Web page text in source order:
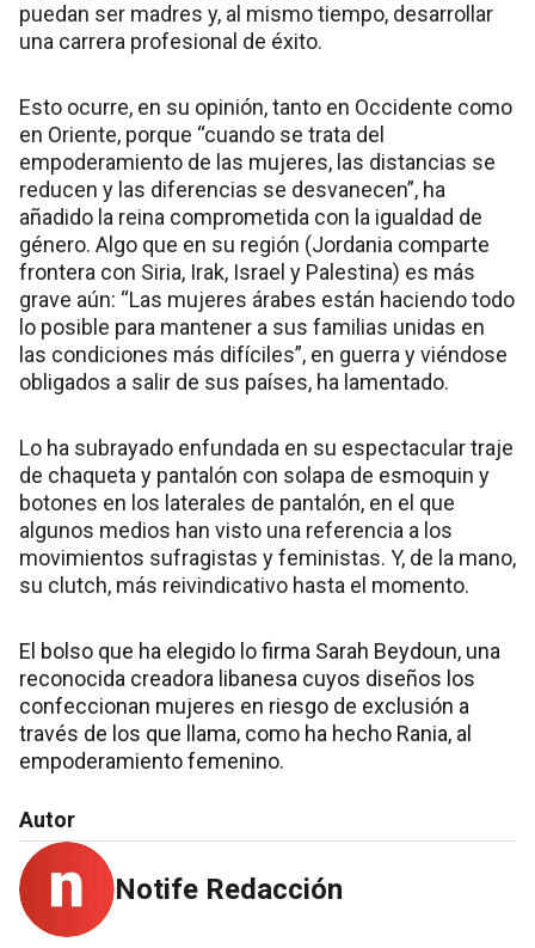
puedan ser madres y, al mismo tiempo, desarrollar
una carrera profesional de éxito.
Esto ocurre, en su opinión, tanto en Occidente como
en Oriente, porque “cuando se trata del
empoderamiento de las mujeres, las distancias se
reducen y las diferencias se desvanecen”, ha
añadido la reina comprometida con la igualdad de
género. Algo que en su región (Jordania comparte
frontera con Siria, Irak, Israel y Palestina) es más
grave aún: “Las mujeres árabes están haciendo todo
lo posible para mantener a sus familias unidas en
las condiciones más difíciles”, en guerra y viéndose
obligados a salir de sus países, ha lamentado.
Lo ha subrayado enfundada en su espectacular traje
de chaqueta y pantalón con solapa de esmoquin y
botones en los laterales de pantalón, en el que
algunos medios han visto una referencia a los
movimientos sufragistas y feministas. Y, de la mano,
su clutch, más reivindicativo hasta el momento.
El bolso que ha elegido lo firma Sarah Beydoun, una
reconocida creadora libanesa cuyos diseños los
confeccionan mujeres en riesgo de exclusión a
través de los que llama, como ha hecho Rania, al
empoderamiento femenino.
Autor
Notife Redacción